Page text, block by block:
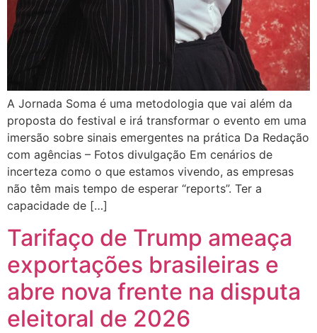
A Jornada Soma é uma metodologia que vai além da
proposta do festival e irá transformar o evento em uma
imersão sobre sinais emergentes na prática Da Redação
com agências – Fotos divulgação Em cenários de
incerteza como o que estamos vivendo, as empresas
não têm mais tempo de esperar “reports”. Ter a
capacidade de […]
Tarifaço de Trump ameaça
exportações brasileiras e
abre nova frente na disputa
eleitoral de 2026